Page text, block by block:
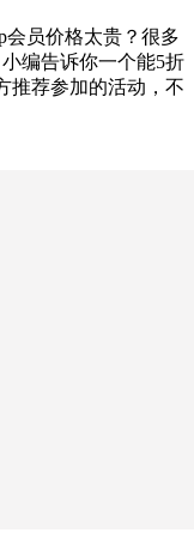
员价格太贵？很多
编告诉你一个能5折
推荐参加的活动，不